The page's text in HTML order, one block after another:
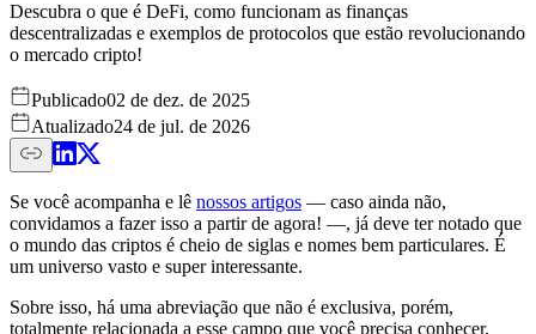
Descubra o que é DeFi, como funcionam as finanças
descentralizadas e exemplos de protocolos que estão revolucionando
o mercado cripto!
Publicado02 de dez. de 2025
Atualizado24 de jul. de 2026
Se você acompanha e lê nossos artigos — caso ainda não,
convidamos a fazer isso a partir de agora! —, já deve ter notado que
o mundo das criptos é cheio de siglas e nomes bem particulares. É
um universo vasto e super interessante.
Sobre isso, há uma abreviação que não é exclusiva, porém,
totalmente relacionada a esse campo que você precisa conhecer.